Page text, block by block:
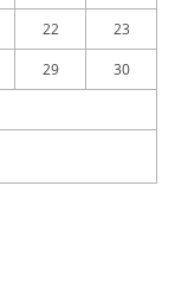
22
23
29
30